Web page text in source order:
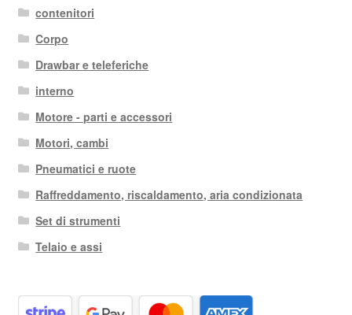
contenitori
Corpo
Drawbar e teleferiche
interno
Motore - parti e accessori
Motori, cambi
Pneumatici e ruote
Raffreddamento, riscaldamento, aria condizionata
Set di strumenti
Telaio e assi